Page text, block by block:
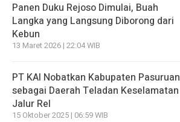
Panen Duku Rejoso Dimulai, Buah
Langka yang Langsung Diborong dari
Kebun
13 Maret 2026 | 22:04 WIB
PT KAI Nobatkan Kabupaten Pasuruan
sebagai Daerah Teladan Keselamatan
Jalur Rel
15 Oktober 2025 | 06:59 WIB